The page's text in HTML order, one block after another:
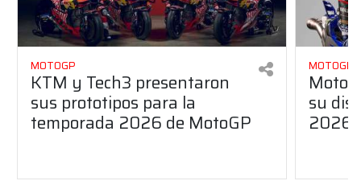
MOTOGP
KTM y Tech3 presentaron
sus prototipos para la
temporada 2026 de MotoGP
MOTOGP
su
2026